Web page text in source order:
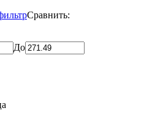
Сравнить:
До